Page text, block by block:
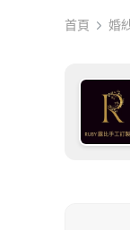
首頁 婚